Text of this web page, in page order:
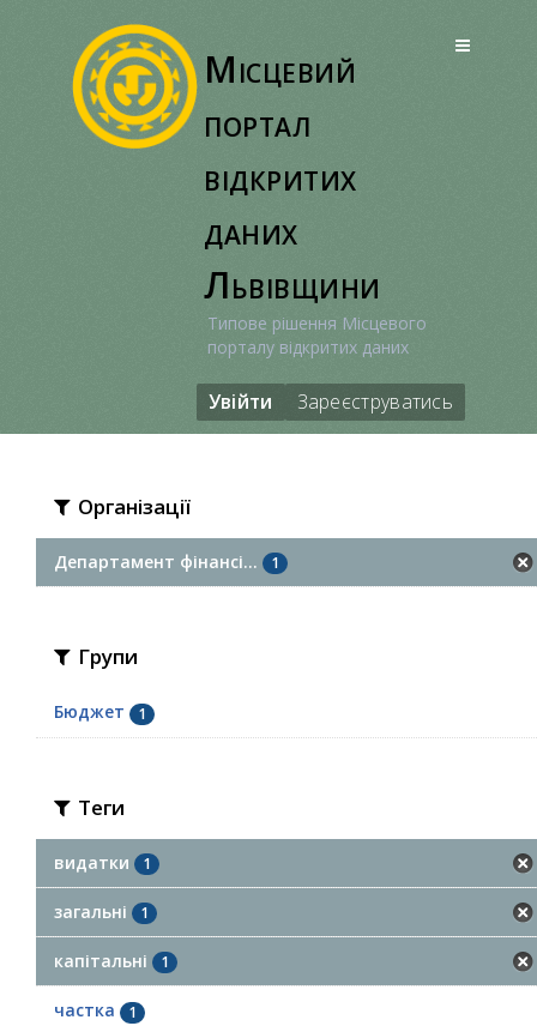
Місцевий
портал
відкритих
даних
Львівщини
Типове рішення Місцевого
порталу відкритих даних
Увійти Зареєструватись
Організації
Департамент фінансі... 1
Групи
Бюджет 1
Теги
видатки 1
загальні 1
капітальні 1
частка 1